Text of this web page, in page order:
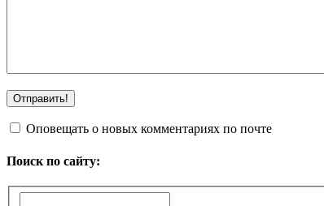
Оповещать о новых комментариях по почте
Поиск по сайту: